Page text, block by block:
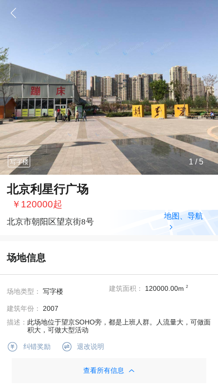
1 / 5
写字楼
北京利星行广场
￥120000起
北京市朝阳区望京街8号
地图、导航
场地信息
场地类型：写字楼 建筑面积： 120000.00m 2
建筑年份：2007
描述： 此场地位于望京SOHO旁，都是上班人群。人流量大，可做面
积大，可做大型活动
纠错奖励 退改说明
查看所有信息